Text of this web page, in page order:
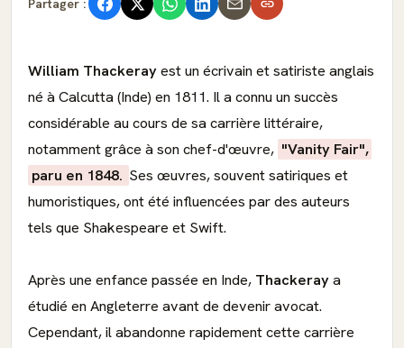
William Thackerayest un écrivain et satiriste anglais
né à Calcutta (Inde) en 1811. Il a connu un succès
considérable au cours de sa carrière littéraire,
notamment grâce à son chef-d'œuvre, "Vanity Fair",
paru en 1848. Ses œuvres, souvent satiriques et
humoristiques, ont été influencées par des auteurs
tels que Shakespeare et Swift.
Après une enfance passée en Inde, Thackeraya
étudié en Angleterre avant de devenir avocat.
Cependant, il abandonne rapidement cette carrière